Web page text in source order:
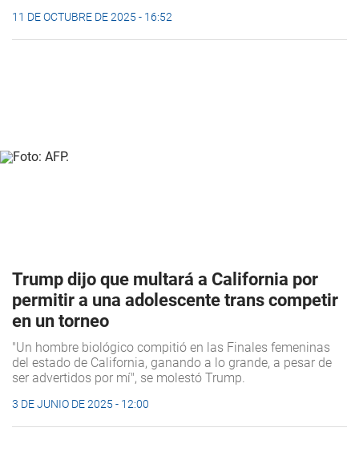
11 DE OCTUBRE DE 2025 - 16:52
Trump dijo que multará a California por
permitir a una adolescente trans competir
en un torneo
"Un hombre biológico compitió en las Finales femeninas
del estado de California, ganando a lo grande, a pesar de
ser advertidos por mí", se molestó Trump.
3 DE JUNIO DE 2025 - 12:00